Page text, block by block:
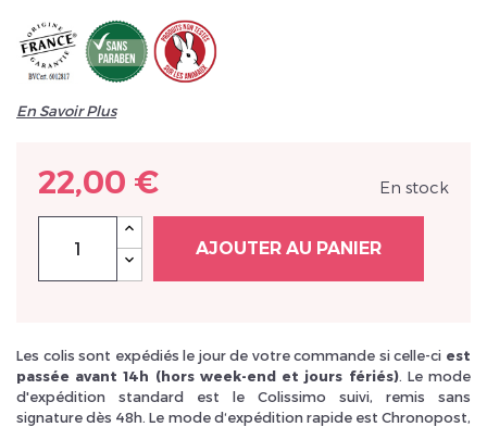
En Savoir Plus
22,00 € En stock
AJOUTER AU PANIER
Les colis sont expédiés le jour de votre commande si celle-ci est
passée avant 14h (hors week-end et jours fériés). Le mode
d'expédition standard est le Colissimo suivi, remis sans
signature dès 48h. Le mode d‘expédition rapide est Chronopost,